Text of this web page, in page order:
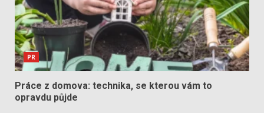
PR
Práce z domova: technika, se kterou vám to
opravdu půjde